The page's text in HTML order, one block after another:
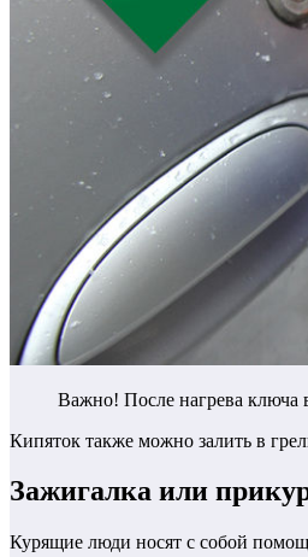
Важно! После нагрева ключа
Кипяток также можно залить в
Зажигалка или
Курящие люди носят с собой